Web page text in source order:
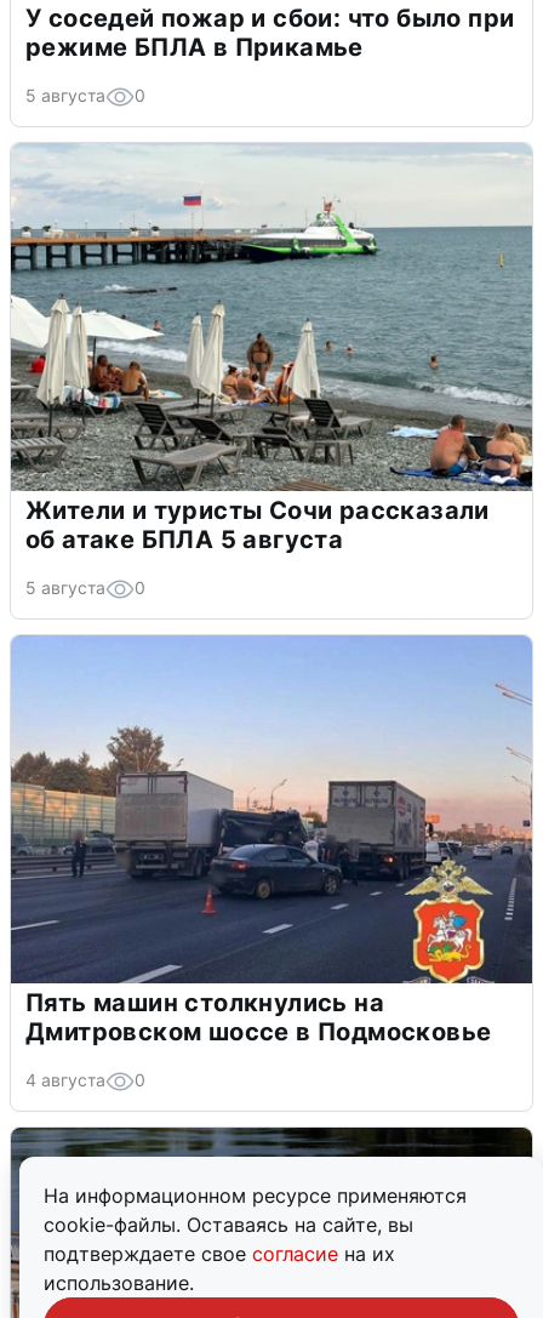
На информационном ресурсе применяются
cookie-файлы. Оставаясь на сайте, вы
подтверждаете свое согласие на их
использование.
У соседей пожар и сбои: что было при
режиме БПЛА в Прикамье
5 августа 0
Жители и туристы Сочи рассказали
об атаке БПЛА 5 августа
5 августа 0
Пять машин столкнулись на
Дмитровском шоссе в Подмосковье
4 августа 0